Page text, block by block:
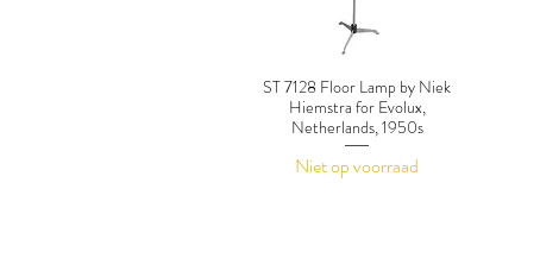
ST 7128 Floor Lamp by Niek
Hiemstra for Evolux,
Netherlands, 1950s
Niet op voorraad